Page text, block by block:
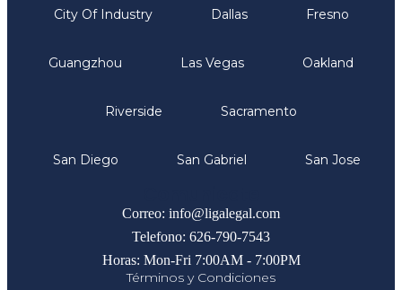
City Of Industry Dallas Fresno
Guangzhou Las Vegas Oakland
Riverside Sacramento
San Diego San Gabriel San Jose
Correo: info@ligalegal.com
Telefono: 626-790-7543
Horas: Mon-Fri 7:00AM - 7:00PM
Términos y Condiciones